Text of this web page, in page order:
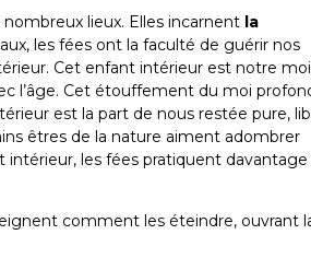
lieux. Elles incarnent la
les fées ont la faculté de guérir nos
Cet enfant intérieur est notre moi
l’âge. Cet étouffement du moi
est la part de nous restée pure,
êtres de la nature aiment adombrer
les fées pratiquent davantage
comment les éteindre, ouvrant